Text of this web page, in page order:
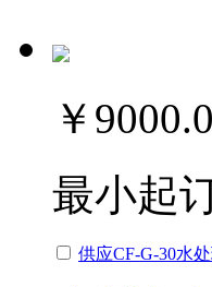
￥
最小起
供应CF-G-30水